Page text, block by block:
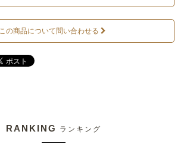
この商品について問い合わせる
RANKING ランキング